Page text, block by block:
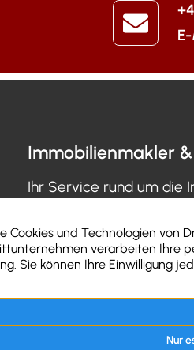
Immobilienmakler
Ihr Service rund um die
Immobilie verkaufen
Immobilie vermietung
Finanzierung